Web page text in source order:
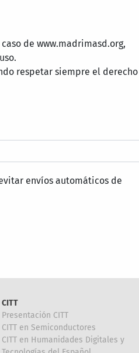
de www.madrimasd.org,
respetar siempre el derecho
envíos automáticos de
CITT
Presentación CITT
CITT en Semiconductores
CITT en Humanidades Digitales y